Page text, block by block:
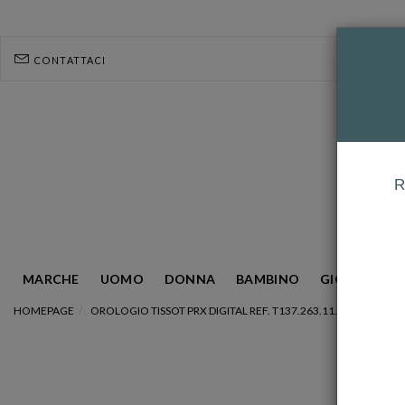
CONTATTACI
MARCHE UOMO DONNA BAMBINO GIOIELLERIA
HOMEPAGE OROLOGIO TISSOT PRX DIGITAL REF. T137.263.11.030.00